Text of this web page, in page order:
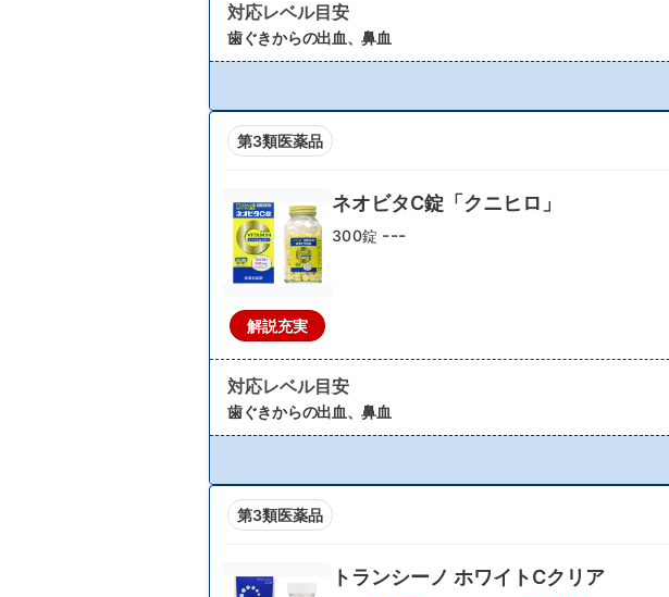
対応レベル目安
歯ぐきからの出血、鼻血
第3類医薬品
解説充実
ネオビタC錠「クニヒロ」
300錠 ---
対応レベル目安
歯ぐきからの出血、鼻血
第3類医薬品
トランシーノ ホワイトCクリア